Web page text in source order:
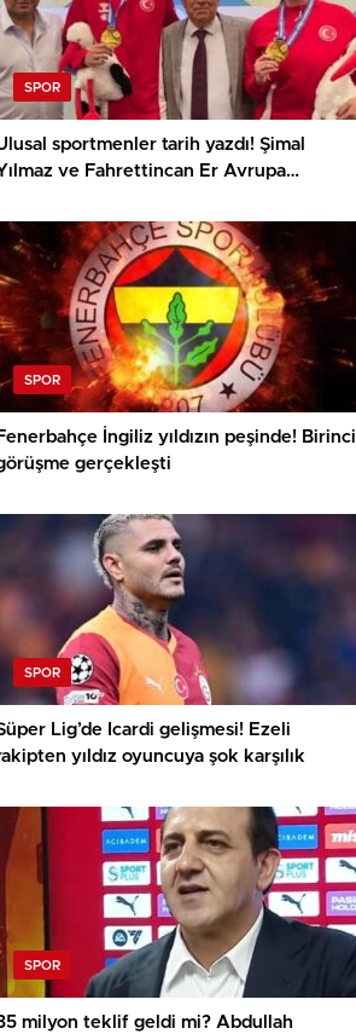
SPOR
sportmenler tarih yazdı! Şimal
ve Fahrettincan Er Avrupa
SPOR
Fenerbahçe İngiliz yıldızın peşinde! Birinci
gerçekleşti
SPOR
Lig’de Icardi gelişmesi! Ezeli
yıldız oyuncuya şok karşılık
SPOR
milyon teklif geldi mi? Abdullah